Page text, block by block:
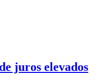
juros elevados